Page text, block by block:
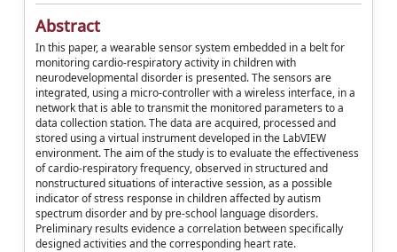
Abstract
In this paper, a wearable sensor system embedded in a belt for
monitoring cardio-respiratory activity in children with
neurodevelopmental disorder is presented. The sensors are
integrated, using a micro-controller with a wireless interface, in a
network that is able to transmit the monitored parameters to a
data collection station. The data are acquired, processed and
stored using a virtual instrument developed in the LabVIEW
environment. The aim of the study is to evaluate the effectiveness
of cardio-respiratory frequency, observed in structured and
nonstructured situations of interactive session, as a possible
indicator of stress response in children affected by autism
spectrum disorder and by pre-school language disorders.
Preliminary results evidence a correlation between specifically
designed activities and the corresponding heart rate.